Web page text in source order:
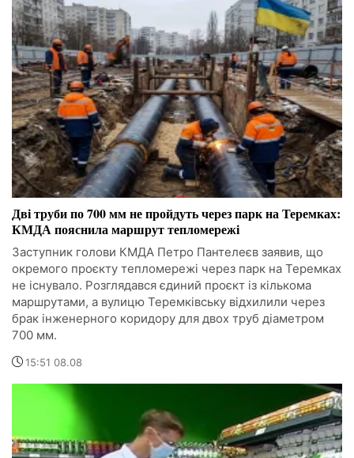
Дві труби по 700 мм не пройдуть через парк на Теремках:
КМДА пояснила маршрут тепломережі
Заступник голови КМДА Петро Пантелеєв заявив, що
окремого проєкту тепломережі через парк на Теремках
не існувало. Розглядався єдиний проєкт із кількома
маршрутами, а вулицю Теремківську відхилили через
брак інженерного коридору для двох труб діаметром
700 мм.
15:51 08.08